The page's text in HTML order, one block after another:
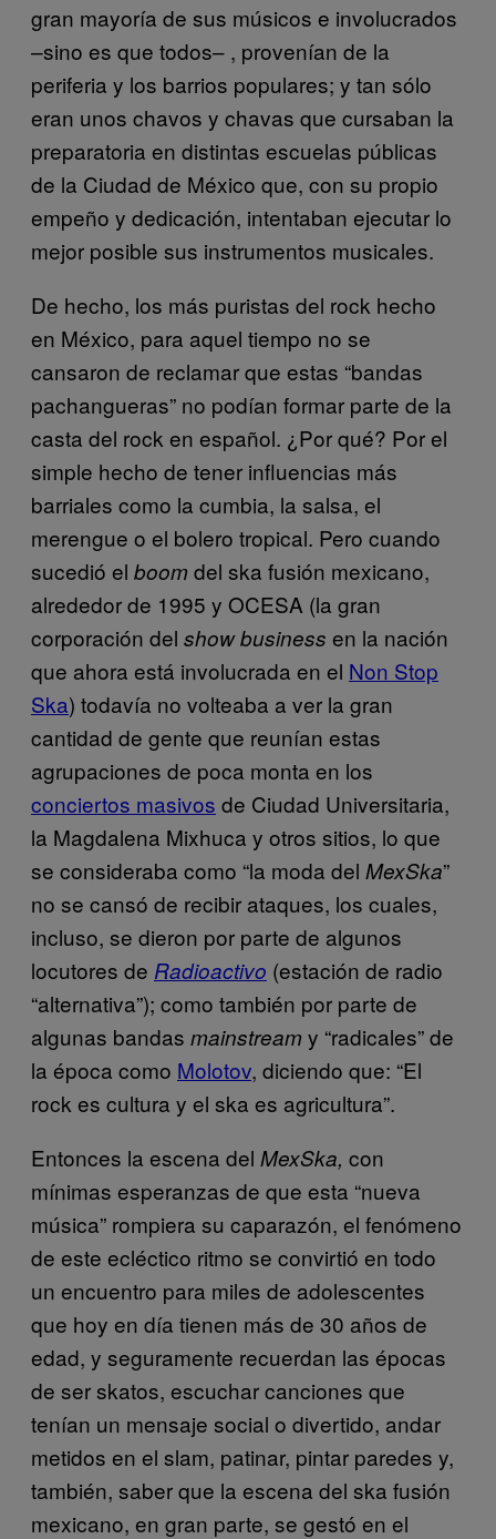
gran mayoría de sus músicos e involucrados
–sino es que todos– , provenían de la
periferia y los barrios populares; y tan sólo
eran unos chavos y chavas que cursaban la
preparatoria en distintas escuelas públicas
de la Ciudad de México que, con su propio
empeño y dedicación, intentaban ejecutar lo
mejor posible sus instrumentos musicales.
De hecho, los más puristas del rock hecho
en México, para aquel tiempo no se
cansaron de reclamar que estas “bandas
pachangueras” no podían formar parte de la
casta del rock en español. ¿Por qué? Por el
simple hecho de tener influencias más
barriales como la cumbia, la salsa, el
merengue o el bolero tropical. Pero cuando
sucedió el boomdel ska fusión mexicano,
alrededor de 1995 y OCESA (la gran
corporación del show business en la nación
que ahora está involucrada en el Non Stop
Ska) todavía no volteaba a ver la gran
cantidad de gente que reunían estas
agrupaciones de poca monta en los
conciertos masivos de Ciudad Universitaria,
la Magdalena Mixhuca y otros sitios, lo que
se consideraba como “la moda del MexSka”
no se cansó de recibir ataques, los cuales,
incluso, se dieron por parte de algunos
locutores de Radioactivo (estación de radio
“alternativa”); como también por parte de
algunas bandas mainstreamy “radicales” de
la época como Molotov, diciendo que: “El
rock es cultura y el ska es agricultura”.
Entonces la escena del MexSka, con
mínimas esperanzas de que esta “nueva
música” rompiera su caparazón, el fenómeno
de este ecléctico ritmo se convirtió en todo
un encuentro para miles de adolescentes
que hoy en día tienen más de 30 años de
edad, y seguramente recuerdan las épocas
de ser skatos, escuchar canciones que
tenían un mensaje social o divertido, andar
metidos en el slam, patinar, pintar paredes y,
también, saber que la escena del ska fusión
mexicano, en gran parte, se gestó en el